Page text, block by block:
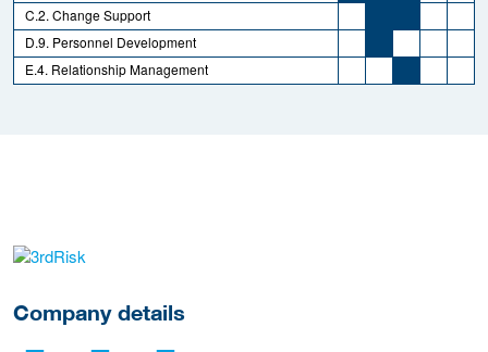
C.2. Change Support
D.9. Personnel Development
E.4. Relationship Management
More Employer Details
Company details